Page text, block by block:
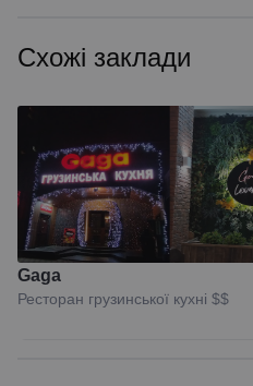
Схожі заклади
Gaga
Ресторан грузинської кухні $$